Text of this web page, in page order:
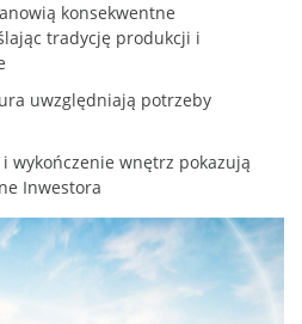
tradycję produkcji i
Inwestora